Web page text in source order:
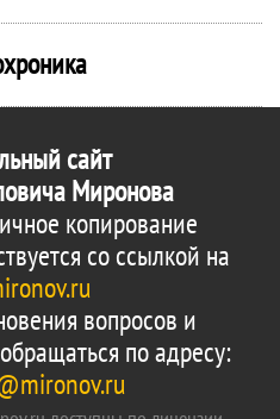
сайт
Миронова
копирование
со ссылкой на
вопросов и
по адресу: